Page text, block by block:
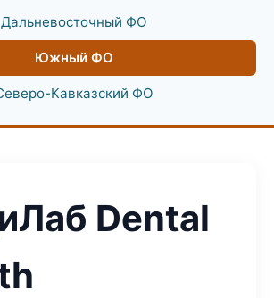
Дальневосточный ФО
Южный ФО
Кавказский ФО
Dental